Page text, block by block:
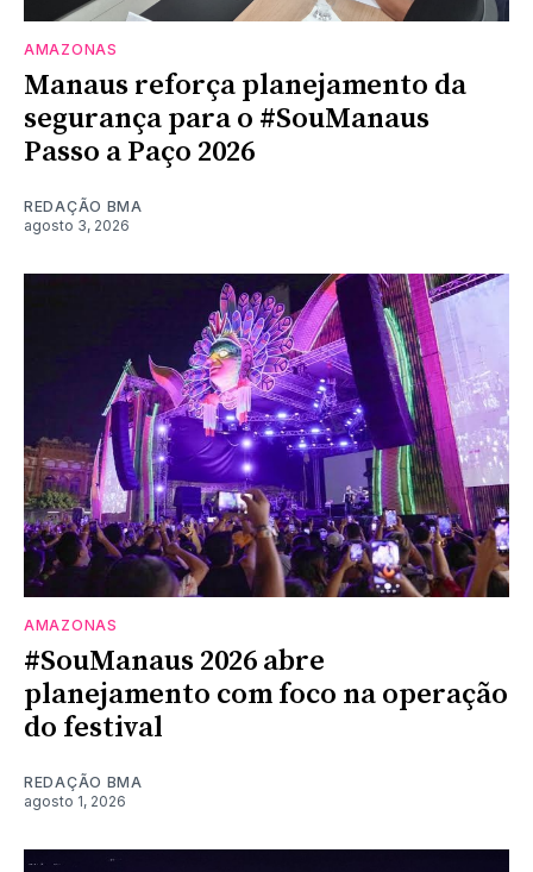
AMAZONAS
Manaus reforça planejamento da
segurança para o #SouManaus
Passo a Paço 2026
REDAÇÃO BMA
agosto 3, 2026
AMAZONAS
#SouManaus 2026 abre
planejamento com foco na operação
do festival
REDAÇÃO BMA
agosto 1, 2026